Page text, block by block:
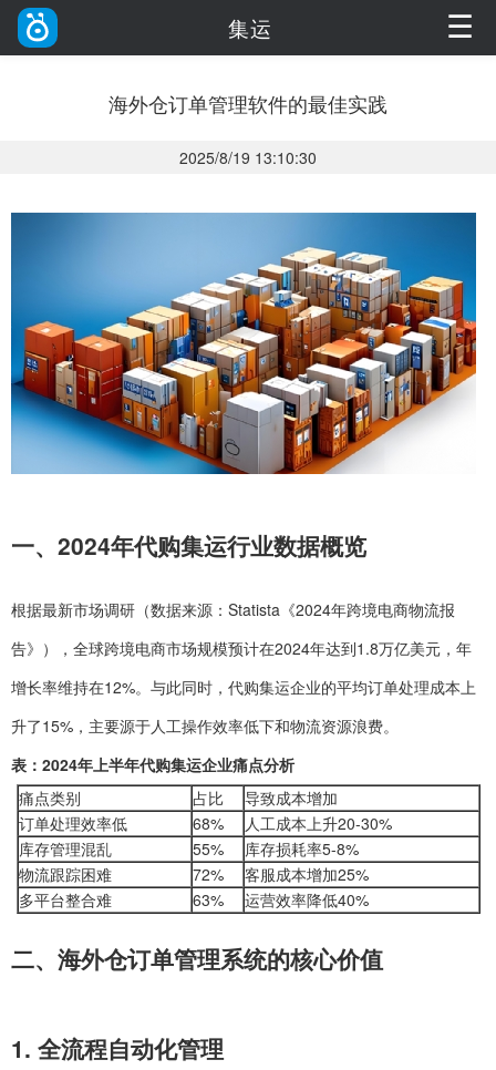
集运 ☰
海外仓订单管理软件的最佳实践
2025/8/19 13:10:30
一、2024年代购集运行业数据概览
根据最新市场调研（数据来源：Statista《2024年跨境电商物流报
告》），全球跨境电商市场规模预计在2024年达到1.8万亿美元，年
增长率维持在12%。与此同时，代购集运企业的平均订单处理成本上
升了15%，主要源于人工操作效率低下和物流资源浪费。
表：2024年上半年代购集运企业痛点分析
痛点类别
占比
导致成本增加
订单处理效率低
68%
人工成本上升20-30%
库存管理混乱
55%
库存损耗率5-8%
物流跟踪困难
72%
客服成本增加25%
多平台整合难
63% 运营效率降低40%
二、海外仓订单管理系统的核心价值
1. 全流程自动化管理